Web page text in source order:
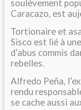
soulèvement
Caracazo, est
Tortionaire et
Sisco est lié à
d’abus commis
rebelles.
Alfredo Peña,
rendu
se cache aussi